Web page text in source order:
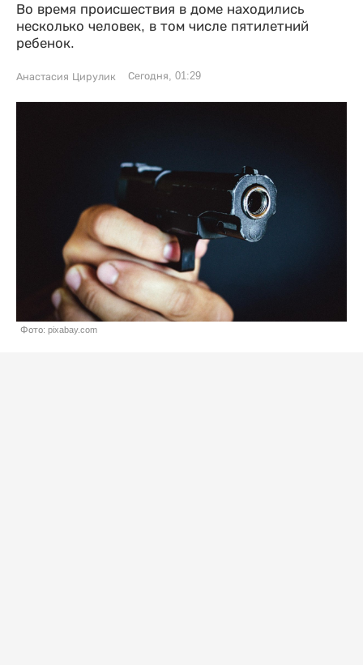
Во время происшествия в доме находились
несколько человек, в том числе пятилетний
ребенок.
Анастасия Цирулик Сегодня, 01:29
Фото: pixabay.com